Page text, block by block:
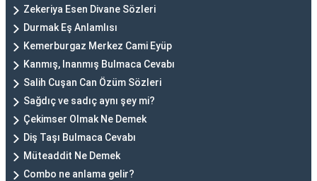
Zekeriya Esen Divane Sözleri
Durmak Eş Anlamlısı
Kemerburgaz Merkez Cami Eyüp
Kanmış, Inanmış Bulmaca Cevabı
Salih Cuşan Can Özüm Sözleri
Sağdıç ve sadıç aynı şey mi?
Çekimser Olmak Ne Demek
Diş Taşı Bulmaca Cevabı
Müteaddit Ne Demek
Combo ne anlama gelir?